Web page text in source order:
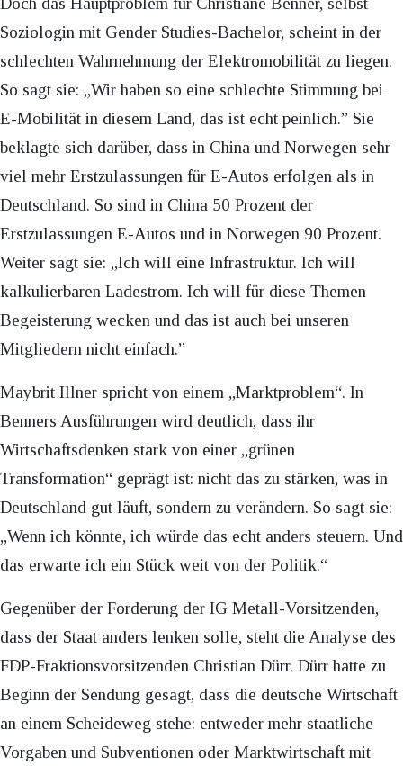
Soziologin mit Gender Studies-Bachelor, scheint in der
schlechten Wahrnehmung der Elektromobilität zu liegen.
So sagt sie: „Wir haben so eine schlechte Stimmung bei
E-Mobilität in diesem Land, das ist echt peinlich.” Sie
beklagte sich darüber, dass in China und Norwegen sehr
viel mehr Erstzulassungen für E-Autos erfolgen als in
Deutschland. So sind in China 50 Prozent der
Erstzulassungen E-Autos und in Norwegen 90 Prozent.
Weiter sagt sie: „Ich will eine Infrastruktur. Ich will
kalkulierbaren Ladestrom. Ich will für diese Themen
Begeisterung wecken und das ist auch bei unseren
Mitgliedern nicht einfach.”
Maybrit Illner spricht von einem „Marktproblem“. In
Benners Ausführungen wird deutlich, dass ihr
Wirtschaftsdenken stark von einer „grünen
Transformation“ geprägt ist: nicht das zu stärken, was in
Deutschland gut läuft, sondern zu verändern. So sagt sie:
„Wenn ich könnte, ich würde das echt anders steuern. Und
das erwarte ich ein Stück weit von der Politik.“
Gegenüber der Forderung der IG Metall-Vorsitzenden,
dass der Staat anders lenken solle, steht die Analyse des
FDP-Fraktionsvorsitzenden Christian Dürr. Dürr hatte zu
Beginn der Sendung gesagt, dass die deutsche Wirtschaft
an einem Scheideweg stehe: entweder mehr staatliche
Vorgaben und Subventionen oder Marktwirtschaft mit